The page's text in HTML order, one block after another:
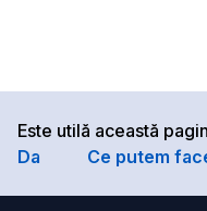
Este utilă această
Da
Ce putem